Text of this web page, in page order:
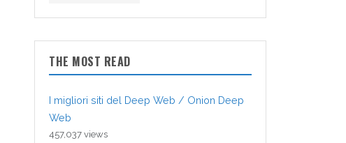
THE MOST READ
I migliori siti del Deep Web / Onion Deep
Web
457,037 views